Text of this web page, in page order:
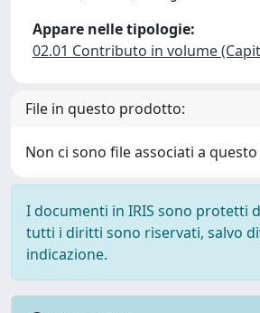
Appare nelle tipologie:
02.01 Contributo in volume
File in questo prodotto:
Non ci sono file associati a
I documenti in IRIS sono protetti
tutti i diritti sono riservati, salvo
indicazione.